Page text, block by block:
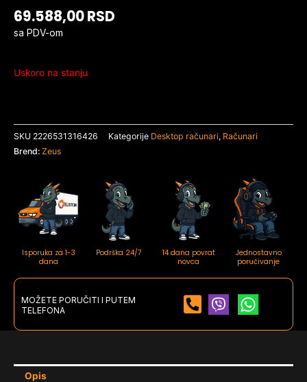
69.588,00RSD
sa PDV-om
Uskoro na stanju
SKU 2226531316426 Kategorije Desktop računari, Računari
Brend: Zeus
Isporuka za 1-3
dana
Podrška 24/7
14 dana povrat
novca
Jednostavno
poručivanje
MOŽETE PORUČITI I PUTEM
TELEFONA
Opis